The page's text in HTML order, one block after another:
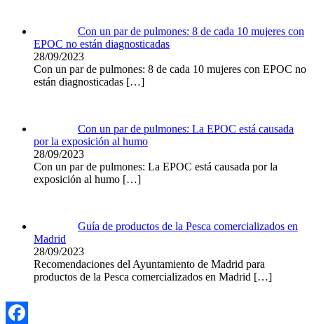
Con un par de pulmones: 8 de cada 10 mujeres con
EPOC no están diagnosticadas
28/09/2023
Con un par de pulmones: 8 de cada 10 mujeres con EPOC no
están diagnosticadas […]
Con un par de pulmones: La EPOC está causada
por la exposición al humo
28/09/2023
Con un par de pulmones: La EPOC está causada por la
exposición al humo […]
Guía de productos de la Pesca comercializados en
Madrid
28/09/2023
Recomendaciones del Ayuntamiento de Madrid para
productos de la Pesca comercializados en Madrid […]